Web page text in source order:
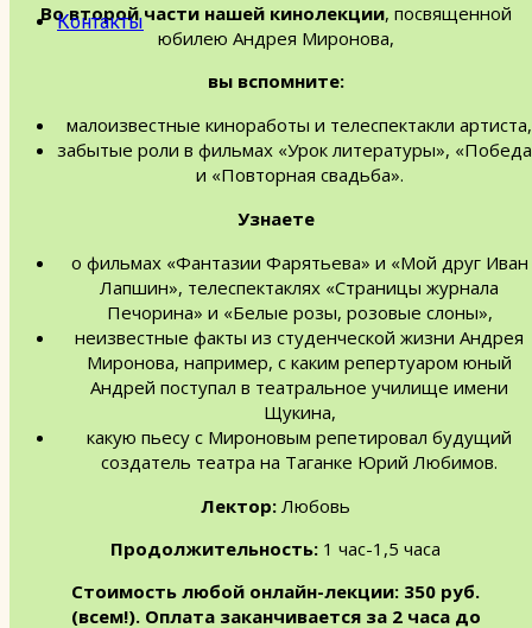
Контакты
Во второй части нашей кинолекции, посвященной
юбилею Андрея Миронова,
вы вспомните:
малоизвестные киноработы и телеспектакли артиста,
забытые роли в фильмах «Урок литературы»,
и «Повторная свадьба».
Узнаете
о фильмах «Фантазии Фарятьева» и «Мой друг Иван
Лапшин», телеспектаклях «Страницы журнала
Печорина» и «Белые розы, розовые слоны»,
неизвестные факты из студенческой жизни Андрея
Миронова, например, с каким репертуаром юный
Андрей поступал в театральное училище имени
Щукина,
какую пьесу с Мироновым репетировал будущий
создатель театра на Таганке Юрий Любимов.
Лектор: Любовь
Продолжительность: 1 час-1,5 часа
Стоимость любой онлайн-лекции: 350 руб.
(всем!). Оплата заканчивается за 2 часа до